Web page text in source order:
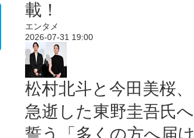
載！
エンタメ
2026-07-31 19:00
松村北斗と今田美桜、
急逝した東野圭吾氏へ
誓う「多くの方へ届け